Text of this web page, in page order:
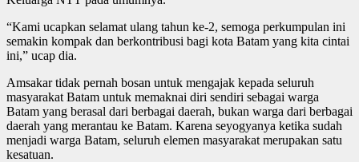
“Kami ucapkan selamat ulang tahun ke-2, semoga perkumpulan ini
semakin kompak dan berkontribusi bagi kota Batam yang kita cintai
ini,” ucap dia.
Amsakar tidak pernah bosan untuk mengajak kepada seluruh
masyarakat Batam untuk memaknai diri sendiri sebagai warga
Batam yang berasal dari berbagai daerah, bukan warga dari berbagai
daerah yang merantau ke Batam. Karena seyogyanya ketika sudah
menjadi warga Batam, seluruh elemen masyarakat merupakan satu
kesatuan.